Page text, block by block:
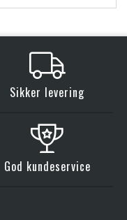
Sikker levering
God kundeservice